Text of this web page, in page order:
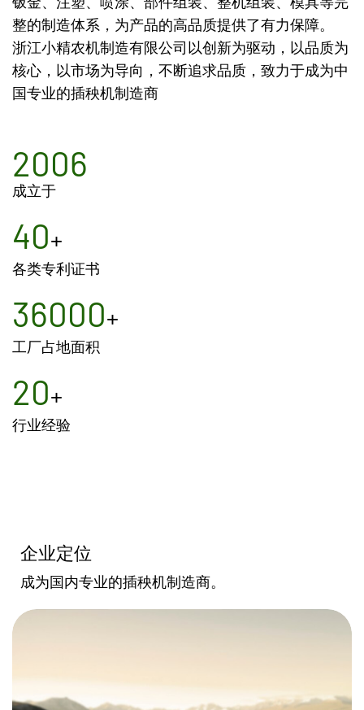
整的制造体系，为产品的高品质提供了有力保障。
浙江小精农机制造有限公司以创新为驱动，以品质为
核心，以市场为导向，不断追求品质，致力于成为中
国专业的插秧机制造商
2006
成立于
40+
各类专利证书
36000+
工厂占地面积
20+
行业经验
企业定位
成为国内专业的插秧机制造商。